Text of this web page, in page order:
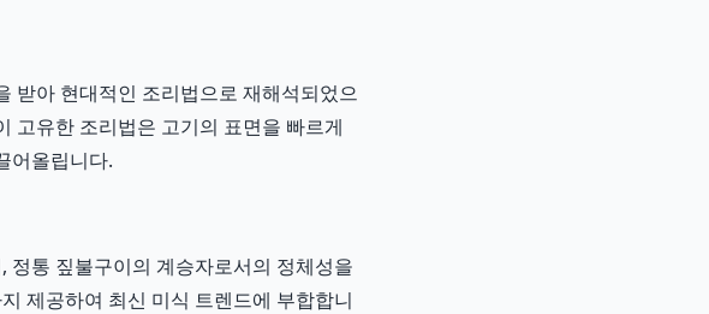
받아 현대적인 조리법으로 재해석되었으
고유한 조리법은 고기의 표면을 빠르게
어올립니다.
통 짚불구이의 계승자로서의 정체성을
제공하여 최신 미식 트렌드에 부합합니